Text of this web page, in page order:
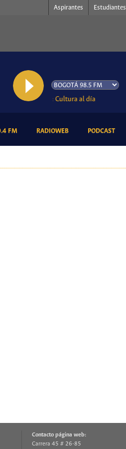
Aspirantes Estudiantes
AL AIRE: Cultura al día
FM(CURRENT)RADIOWEB(CURRENT)PODCAST
Contacto página web:
Carrera 45 # 26-85